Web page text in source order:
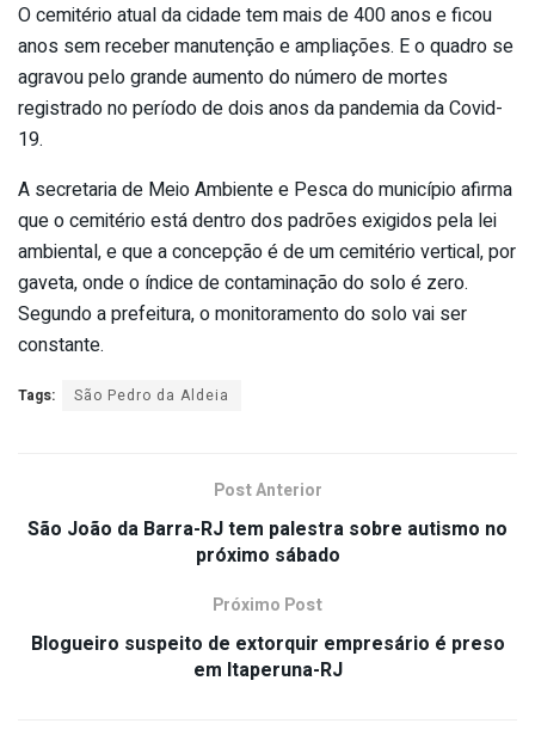
O cemitério atual da cidade tem mais de 400 anos e ficou
anos sem receber manutenção e ampliações. E o quadro se
agravou pelo grande aumento do número de mortes
registrado no período de dois anos da pandemia da Covid-
19.
A secretaria de Meio Ambiente e Pesca do município afirma
que o cemitério está dentro dos padrões exigidos pela lei
ambiental, e que a concepção é de um cemitério vertical, por
gaveta, onde o índice de contaminação do solo é zero.
Segundo a prefeitura, o monitoramento do solo vai ser
constante.
Tags: São Pedro da Aldeia
Post Anterior
São João da Barra-RJ tem palestra sobre autismo no
próximo sábado
Próximo Post
Blogueiro suspeito de extorquir empresário é preso
em Itaperuna-RJ